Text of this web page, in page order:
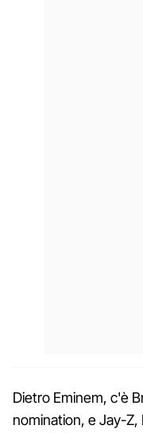
Dietro Eminem, c'è
nomination, e Jay-Z,